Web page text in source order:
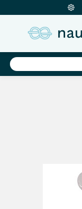
Springe
Products
search